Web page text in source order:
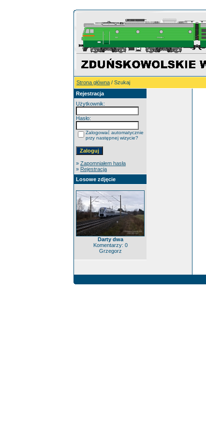
Strona główna / Szukaj
Rejestracja
Użytkownik:
Hasło:
Zalogować automatycznie
przy następnej wizycie?
» Zapomniałem hasła
» Rejestracja
Losowe zdjęcie
Darty dwa
Komentarzy: 0
Grzegorz